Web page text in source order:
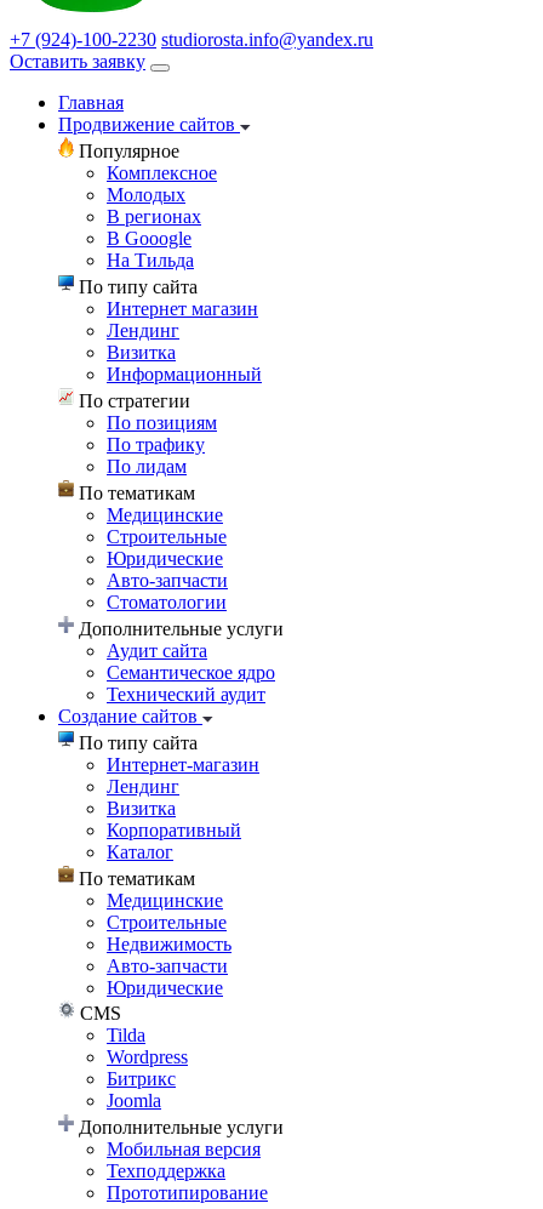
+7 (924)-100-2230 studiorosta.info@yandex.ru
Оставить заявку
Главная
Продвижение сайтов
Популярное
Комплексное
Молодых
В регионах
В Gooogle
На Тильда
По типу сайта
Интернет магазин
Лендинг
Визитка
Информационный
По стратегии
По позициям
По трафику
По лидам
По тематикам
Медицинские
Строительные
Юридические
Авто-запчасти
Стоматологии
Дополнительные услуги
Аудит сайта
Семантическое ядро
Технический аудит
Создание сайтов
По типу сайта
Интернет-магазин
Лендинг
Визитка
Корпоративный
Каталог
По тематикам
Медицинские
Строительные
Недвижимость
Авто-запчасти
Юридические
CMS
Tilda
Wordpress
Битрикс
Joomla
Дополнительные услуги
Мобильная версия
Техподдержка
Прототипирование